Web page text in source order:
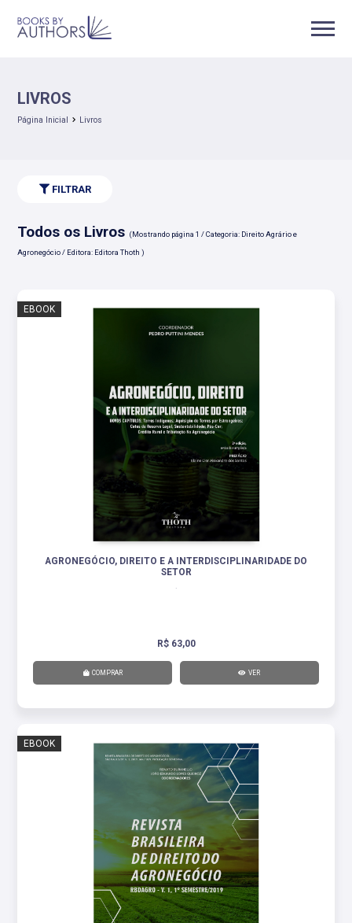
LIVROS
Página Inicial Livros
FILTRAR
Todos os Livros (Mostrando página 1 / Categoria: Direito Agrário e
Agronegócio / Editora: Editora Thoth )
EBOOK
AGRONEGÓCIO, DIREITO E A INTERDISCIPLINARIDADE DO
SETOR
R$ 63,00
COMPRAR VER
EBOOK